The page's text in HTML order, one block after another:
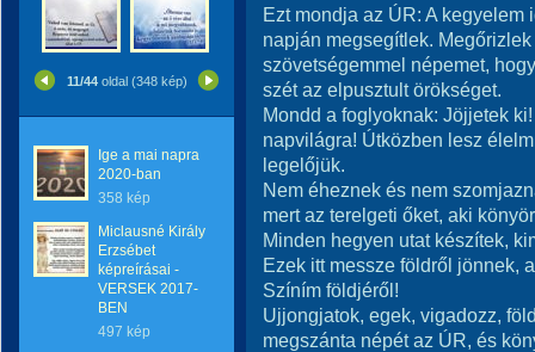
11/44oldal (348 kép)
Ige a mai napra
2020-ban
358 kép
Miclausné Király
Erzsébet
képreírásai -
VERSEK 2017-
BEN
497 kép
Ezt mondja az ÚR: A
napján megsegítlek.
szövetségemmel népemet,
szét az elpusztult örökséget.
Mondd a foglyoknak: Jöjjetek
napvilágra! Útközben lesz
legelőjük.
Nem éheznek és nem
mert az terelgeti őket, aki
Minden hegyen utat készítek,
Ezek itt messze földről jönnek,
Színím földjéről!
Ujjongjatok, egek, vigadozz,
megszánta népét az ÚR, és